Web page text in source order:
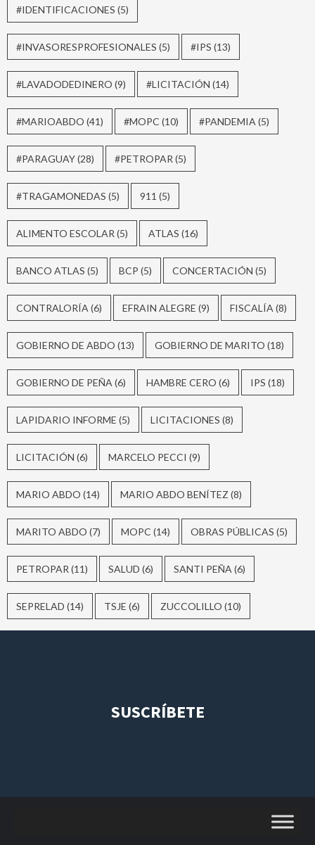
#IDENTIFICACIONES (5)
#INVASORESPROFESIONALES (5) #IPS (13)
#LAVADODEDINERO (9) #LICITACIÓN (14)
#MARIOABDO (41) #MOPC (10) #PANDEMIA (5)
#PARAGUAY(28) #PETROPAR (5)
#TRAGAMONEDAS (5) 911 (5)
ALIMENTO ESCOLAR (5) ATLAS (16)
BANCO ATLAS (5) BCP (5) CONCERTACIÓN (5)
CONTRALORÍA (6) EFRAIN ALEGRE (9) FISCALÍA (8)
GOBIERNO DE ABDO (13) GOBIERNO DE MARITO (18)
GOBIERNO DE PEÑA (6) HAMBRE CERO (6) IPS (18)
LAPIDARIO INFORME (5) LICITACIONES (8)
LICITACIÓN (6) MARCELO PECCI (9)
MARIO ABDO (14) MARIO ABDO BENÍTEZ (8)
MARITO ABDO (7) MOPC (14) OBRAS PÚBLICAS (5)
PETROPAR (11) SALUD (6) SANTI PEÑA (6)
SEPRELAD (14) TSJE (6) ZUCCOLILLO (10)
SUSCRÍBETE